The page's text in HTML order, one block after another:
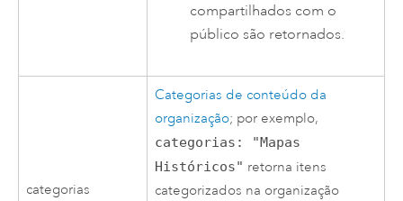
compartilhados com o
público são retornados.
categorias
Categorias de conteúdo da
organização; por exemplo,
categorias: "Mapas
Históricos" retorna itens
categorizados na organização